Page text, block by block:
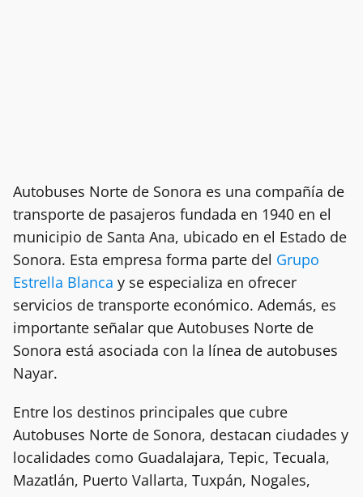
Autobuses Norte de Sonora es una compañía de
transporte de pasajeros fundada en 1940 en el
municipio de Santa Ana, ubicado en el Estado de
Sonora. Esta empresa forma parte del Grupo
Estrella Blanca y se especializa en ofrecer
servicios de transporte económico. Además, es
importante señalar que Autobuses Norte de
Sonora está asociada con la línea de autobuses
Nayar.
Entre los destinos principales que cubre
Autobuses Norte de Sonora, destacan ciudades y
localidades como Guadalajara, Tepic, Tecuala,
Mazatlán, Puerto Vallarta, Tuxpán, Nogales,